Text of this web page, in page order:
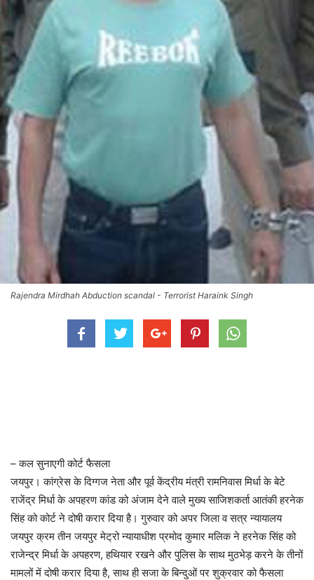
Rajendra Mirdhah Abduction scandal - Terrorist Haraink Singh
– कल सुनाएगी कोर्ट फैसला
जयपुर। कांग्रेस के दिग्गज नेता और पूर्व केंद्रीय मंत्री रामनिवास मिर्धा के बेटे
राजेंद्र मिर्धा के अपहरण कांड को अंजाम देने वाले मुख्य साजिशकर्ता आतंकी हरनेक
सिंह को कोर्ट ने दोषी करार दिया है। गुरुवार को अपर जिला व सत्र न्यायालय
जयपुर क्रम तीन जयपुर मेट्रो न्यायाधीश प्रमोद कुमार मलिक ने हरनेक सिंह को
राजेन्द्र मिर्धा के अपहरण, हथियार रखने और पुलिस के साथ मुठभेड़ करने के तीनों
मामलों में दोषी करार दिया है, साथ ही सजा के बिन्दुओं पर शुक्रवार को फैसला